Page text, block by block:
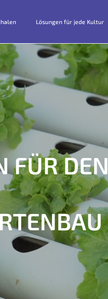
Lösungen für jede Kultur
FÜR DEN